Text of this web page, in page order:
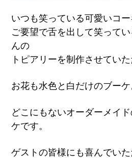
いつも笑っている可愛いコ
ご要望で舌を出して笑って
んの
トピアリーを制作させていた
お花も水色と白だけのブーケ
どこにもないオーダーメイ
ケです。
ゲストの皆様にも喜んでい